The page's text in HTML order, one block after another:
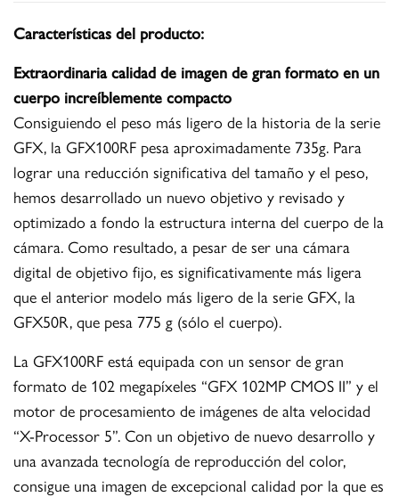
Características del producto:
Extraordinaria calidad de imagen de gran formato en un
cuerpo increíblemente compacto
Consiguiendo el peso más ligero de la historia de la serie
GFX, la GFX100RF pesa aproximadamente 735g. Para
lograr una reducción significativa del tamaño y el peso,
hemos desarrollado un nuevo objetivo y revisado y
optimizado a fondo la estructura interna del cuerpo de la
cámara. Como resultado, a pesar de ser una cámara
digital de objetivo fijo, es significativamente más ligera
que el anterior modelo más ligero de la serie GFX, la
GFX50R, que pesa 775 g (sólo el cuerpo).
La GFX100RF está equipada con un sensor de gran
formato de 102 megapíxeles “GFX 102MP CMOS II” y el
motor de procesamiento de imágenes de alta velocidad
“X-Processor 5”. Con un objetivo de nuevo desarrollo y
una avanzada tecnología de reproducción del color,
consigue una imagen de excepcional calidad por la que es